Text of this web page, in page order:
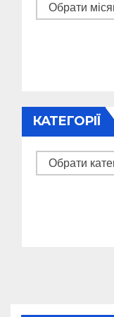
Архіви
КАТЕГОРІЇ
Категорії